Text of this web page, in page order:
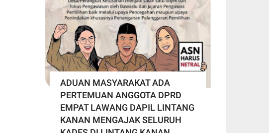
ADUAN MASYARAKAT ADA
PERTEMUAN ANGGOTA DPRD
EMPAT LAWANG DAPIL LINTANG
KANAN MENGAJAK SELURUH